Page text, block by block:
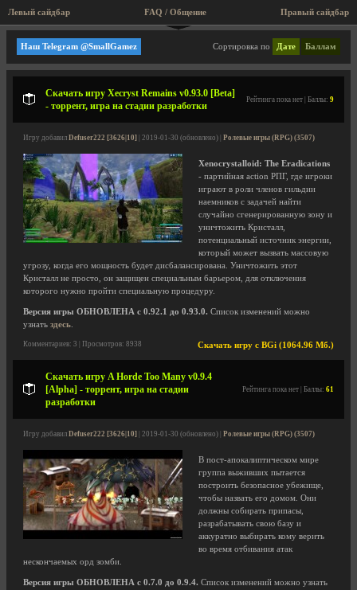
Левый сайдбар Правый сайдбар
FAQ / Общение
Мини игры, аркады, старые игры!
Сортировка по Дате Баллам
Наш Telegram @SmallGamez
Скачать игру Xecryst Remains v0.93.0 [Beta]
- торрент, игра на стадии разработки
Рейтинга пока нет | Баллы: 9
Игру добавил Defuser222 [3626|10] | 2019-01-30 (обновлено) | Ролевые игры (RPG) (3507)
Xenocrystalloid: The Eradications
- партийная action РПГ, где игроки
играют в роли членов гильдии
наемников с задачей найти
случайно сгенерированную зону и
уничтожить Кристалл,
потенциальный источник энергии,
который может вызвать массовую
угрозу, когда его мощность будет дисбалансирована. Уничтожить этот
Кристалл не просто, он защищен специальным барьером, для отключения
которого нужно пройти специальную процедуру.
Версия игры ОБНОВЛЕНА с 0.92.1 до 0.93.0. Список изменений можно
узнать здесь
Скачать игру с BGi (1064.96 Мб.)
Комментариев: 3 | Просмотров: 8938
Скачать игру A Horde Too Many v0.9.4
[Alpha] - торрент, игра на стадии
разработки
Рейтинга пока нет | Баллы: 61
Игру добавил Defuser222 [3626|10] | 2019-01-30 (обновлено) | Ролевые игры (RPG) (3507)
В пост-апокалиптическом мире
группа выживших пытается
построить безопасное убежище,
чтобы назвать его домом. Они
должны собирать припасы,
разрабатывать свою базу и
аккуратно выбирать кому верить
во время отбивания атак
нескончаемых орд зомби.
Версия игры ОБНОВЛЕНА с 0.7.0 до 0.9.4. Список изменений можно узнать